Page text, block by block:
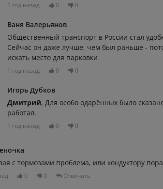
1 год назад 0 0
Ваня Валерьянов
Общественный транспорт в России стал
Сейчас он даже лучше, чем был раньше -
искать место для парковки
1 год назад 0 0
Игорь Дубков
Дмитрий, Для особо одарённых было
работал.
1 год назад 0 0
с тормозами проблема, или кондуктору
0 0 Отвечать